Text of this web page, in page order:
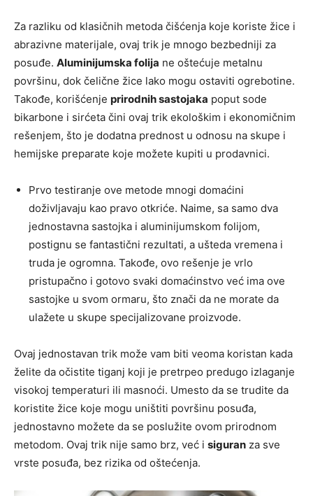
Za razliku od klasičnih metoda čišćenja koje koriste žice i
abrazivne materijale, ovaj trik je mnogo bezbedniji za
posuđe. Aluminijumska folija ne oštećuje metalnu
površinu, dok čelične žice lako mogu ostaviti ogrebotine.
Takođe, korišćenje prirodnih sastojaka poput sode
bikarbone i sirćeta čini ovaj trik ekološkim i ekonomičnim
rešenjem, što je dodatna prednost u odnosu na skupe i
hemijske preparate koje možete kupiti u prodavnici.
Prvo testiranje ove metode mnogi domaćini
doživljavaju kao pravo otkriće. Naime, sa samo dva
jednostavna sastojka i aluminijumskom folijom,
postignu se fantastični rezultati, a ušteda vremena i
truda je ogromna. Takođe, ovo rešenje je vrlo
pristupačno i gotovo svaki domaćinstvo već ima ove
sastojke u svom ormaru, što znači da ne morate da
ulažete u skupe specijalizovane proizvode.
Ovaj jednostavan trik može vam biti veoma koristan kada
želite da očistite tiganj koji je pretrpeo predugo izlaganje
visokoj temperaturi ili masnoći. Umesto da se trudite da
koristite žice koje mogu uništiti površinu posuđa,
jednostavno možete da se poslužite ovom prirodnom
metodom. Ovaj trik nije samo brz, već i siguran za sve
vrste posuđa, bez rizika od oštećenja.